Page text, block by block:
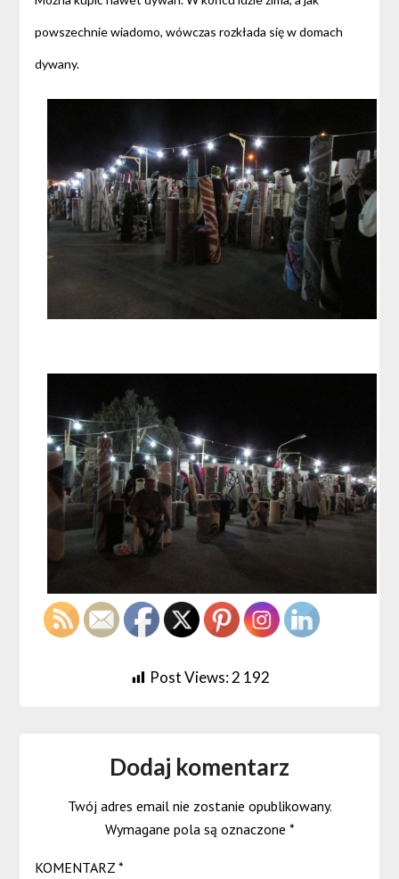
powszechnie wiadomo, wówczas rozkłada się w domach
dywany.
Post Views:2 192
Dodaj komentarz
Twój adres email nie zostanie opublikowany.
Wymagane pola są oznaczone *
KOMENTARZ *